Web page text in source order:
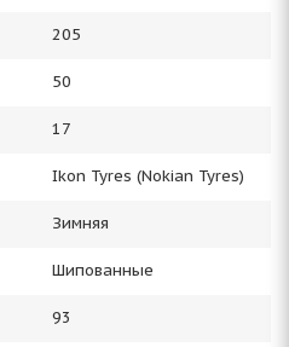
205
50
17
Ikon Tyres (Nokian Tyres)
Зимняя
Шипованные
93